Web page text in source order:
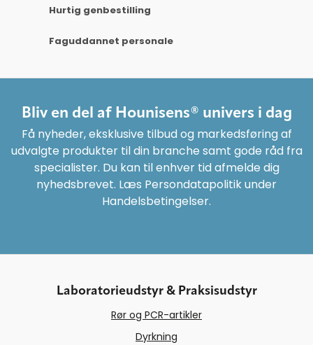
Hurtig genbestilling
Faguddannet personale
Bliv en del af Hounisens® univers i dag
Få nyheder, eksklusive tilbud og markedsføring af
udvalgte produkter til din branche samt gode råd fra
specialister. Du kan til enhver tid afmelde dig
nyhedsbrevet. Læs Persondatapolitik under
Handelsbetingelser.
Laboratorieudstyr & Praksisudstyr
Rør og PCR-artikler
Dyrkning